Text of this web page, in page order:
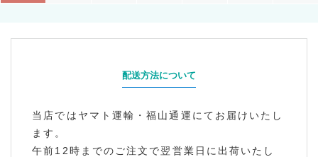
配送方法について
当店ではヤマト運輸・福山通運にてお届けいたし
ます。
午前12時までのご注文で翌営業日に出荷いたし